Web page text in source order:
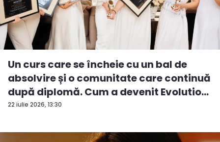
22 iulie 2026, 13:30
Un curs care se încheie cu un bal de
absolvire și o comunitate care continuă
după diplomă. Cum a devenit Evolutio...